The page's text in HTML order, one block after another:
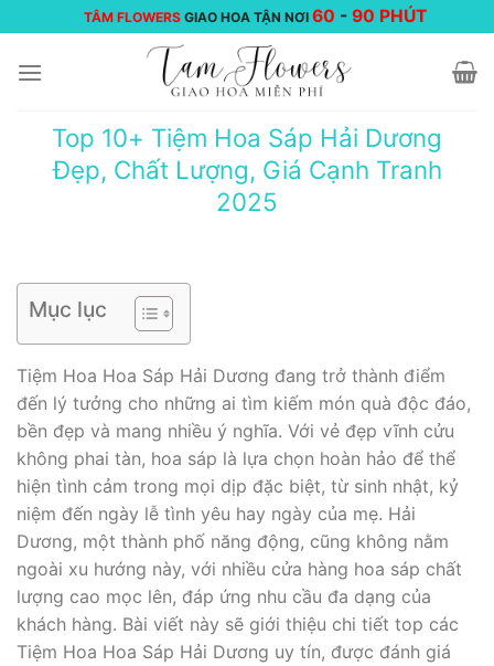
đến
nội
TÂM FLOWERS GIAO HOA TẬN NƠI 60 -90 PHÚT
Top 10+ Tiệm Hoa Sáp Hải Dương
Đẹp, Chất Lượng, Giá Cạnh Tranh
2025
Mục lục
Tiệm Hoa Hoa Sáp Hải Dương đang trở thành điểm
đến lý tưởng cho những ai tìm kiếm món quà độc đáo,
bền đẹp và mang nhiều ý nghĩa. Với vẻ đẹp vĩnh cửu
không phai tàn, hoa sáp là lựa chọn hoàn hảo để thể
hiện tình cảm trong mọi dịp đặc biệt, từ sinh nhật, kỷ
niệm đến ngày lễ tình yêu hay ngày của mẹ. Hải
Dương, một thành phố năng động, cũng không nằm
ngoài xu hướng này, với nhiều cửa hàng hoa sáp chất
lượng cao mọc lên, đáp ứng nhu cầu đa dạng của
khách hàng. Bài viết này sẽ giới thiệu chi tiết top các
Tiệm Hoa Hoa Sáp Hải Dương uy tín, được đánh giá